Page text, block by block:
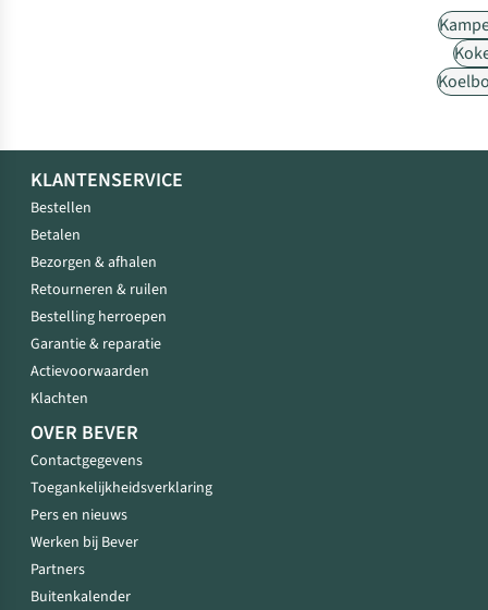
KLANTENSERVICE
Bestellen
Betalen
Bezorgen & afhalen
Retourneren & ruilen
Bestelling herroepen
Garantie & reparatie
Actievoorwaarden
Klachten
OVER BEVER
Contactgegevens
Toegankelijkheidsverklaring
Pers en nieuws
Werken bij Bever
Partners
Buitenkalender